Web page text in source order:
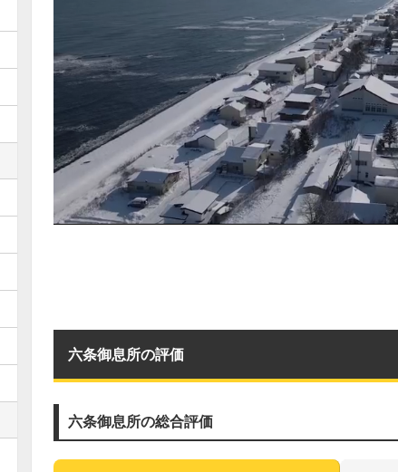
六条御息所の評価
六条御息所の総合評価